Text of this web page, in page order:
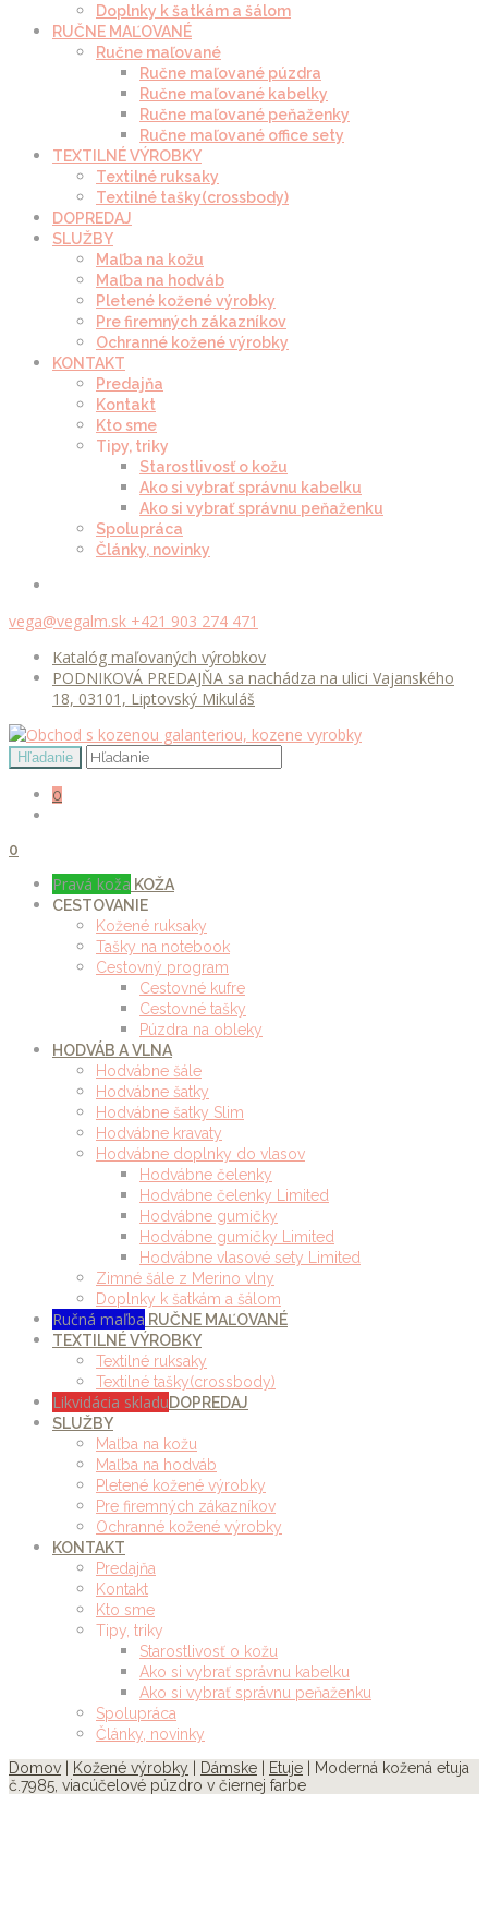
Doplnky k šatkám a šálom
RUČNE MAĽOVANÉ
Ručne maľované
Ručne maľované púzdra
Ručne maľované kabelky
Ručne maľované peňaženky
Ručne maľované office sety
TEXTILNÉ VÝROBKY
Textilné ruksaky
Textilné tašky(crossbody)
DOPREDAJ
SLUŽBY
Maľba na kožu
Maľba na hodváb
Pletené kožené výrobky
Pre firemných zákazníkov
Ochranné kožené výrobky
KONTAKT
Predajňa
Kontakt
Kto sme
Tipy, triky
Starostlivosť o kožu
Ako si vybrať správnu kabelku
Ako si vybrať správnu peňaženku
Spolupráca
Články, novinky
vega@vegalm.sk +421 903 274 471
Katalóg maľovaných výrobkov
PODNIKOVÁ PREDAJŇA sa nachádza na ulici Vajanského
18, 03101, Liptovský Mikuláš
0
0
Pravá koža KOŽA
CESTOVANIE
Kožené ruksaky
Tašky na notebook
Cestovný program
Cestovné kufre
Cestovné tašky
Púzdra na obleky
HODVÁB A VLNA
Hodvábne šále
Hodvábne šatky
Hodvábne šatky Slim
Hodvábne kravaty
Hodvábne doplnky do vlasov
Hodvábne čelenky
Hodvábne čelenky Limited
Hodvábne gumičky
Hodvábne gumičky Limited
Hodvábne vlasové sety Limited
Zimné šále z Merino vlny
Doplnky k šatkám a šálom
Ručná maľba RUČNE MAĽOVANÉ
TEXTILNÉ VÝROBKY
Textilné ruksaky
Textilné tašky(crossbody)
Likvidácia skladuDOPREDAJ
SLUŽBY
Maľba na kožu
Maľba na hodváb
Pletené kožené výrobky
Pre firemných zákazníkov
Ochranné kožené výrobky
KONTAKT
Predajňa
Kontakt
Kto sme
Tipy, triky
Starostlivosť o kožu
Ako si vybrať správnu kabelku
Ako si vybrať správnu peňaženku
Spolupráca
Články, novinky
Domov
Kožené výrobky Dámske Etuje | Moderná kožená etuja
č.7985, viacúčelové púzdro v čiernej farbe